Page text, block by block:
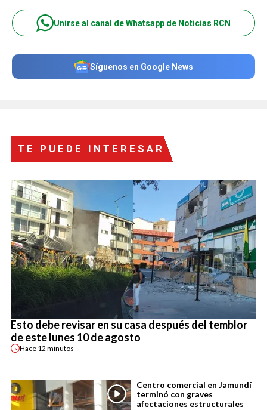
Unirse al canal de Whatsapp de Noticias RCN
Síguenos en Google News
TE PUEDE INTERESAR
Esto debe revisar en su casa después del temblor
de este lunes 10 de agosto
Hace 12 minutos
Centro comercial en Jamundí
terminó con graves
afectaciones estructurales